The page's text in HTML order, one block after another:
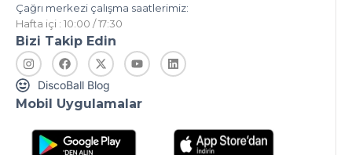
Çağrı merkezi çalışma saatlerimiz:
Hafta içi : 10:00 / 17:30
Bizi Takip Edin
DiscoBall Blog
Mobil Uygulamalar